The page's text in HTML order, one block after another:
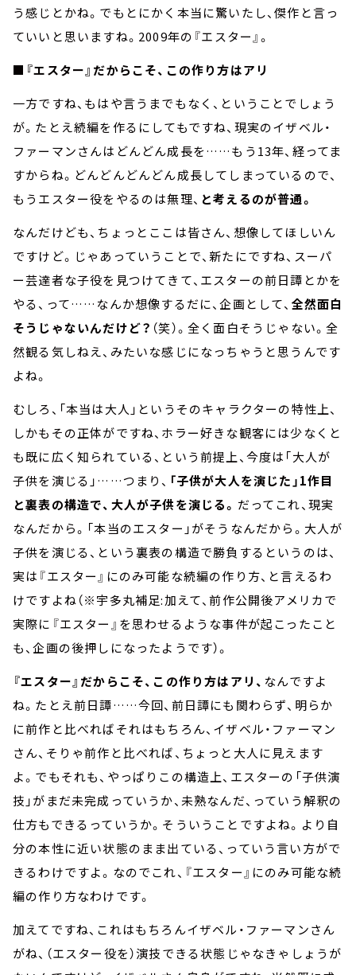
う感じとかね。でもとにかく本当に驚いたし、傑作と言っ
ていいと思いますね。2009年の『エスター』。
■ 『エスター』だからこそ、この作り方はアリ
一方ですね、もはや言うまでもなく、ということでしょう
が。たとえ続編を作るにしてもですね、現実のイザベル・
ファーマンさんはどんどん成長を……もう13年、経ってま
すからね。どんどんどんどん成長してしまっているので、
もうエスター役をやるのは無理、 と考えるのが普通。
なんだけども、ちょっとここは皆さん、想像してほしいん
ですけど。じゃあっていうことで、新たにですね、スーパ
ー芸達者な子役を見つけてきて、エスターの前日譚とかを
やる、って……なんか想像するだに、企画として、 全然面白
そうじゃないんだけど？ （笑）。全く面白そうじゃない。全
然観る気しねえ、みたいな感じになっちゃうと思うんです
よね。
むしろ、「本当は大人」というそのキャラクターの特性上、
しかもその正体がですね、ホラー好きな観客には少なくと
も既に広く知られている、という前提上、今度は「大人が
子供を演じる」……つまり、 「子供が大人を演じた」1作目
と裏表の構造で、大人が子供を演じる。 だってこれ、現実
なんだから。「本当のエスター」がそうなんだから。大人が
子供を演じる、という裏表の構造で勝負するというのは、
実は『エスター』にのみ可能な続編の作り方、と言えるわ
けですよね（※宇多丸補足:加えて、前作公開後アメリカで
実際に『エスター』を思わせるような事件が起こったこと
も、企画の後押しになったようです）。
『エスター』だからこそ、この作り方はアリ、 なんですよ
ね。たとえ前日譚……今回、前日譚にも関わらず、明らか
に前作と比べればそれはもちろん、イザベル・ファーマン
さん、そりゃ前作と比べれば、ちょっと大人に見えます
よ。でもそれも、やっぱりこの構造上、エスターの「子供演
技」がまだ未完成っていうか、未熟なんだ、っていう解釈の
仕方もできるっていうか。そういうことですよね。より自
分の本性に近い状態のまま出ている、っていう言い方がで
きるわけですよ。なのでこれ、『エスター』にのみ可能な続
編の作り方なわけです。
加えてですね、これはもちろんイザベル・ファーマンさん
がね、（エスター役を）演技できる状態じゃなきゃしょうが